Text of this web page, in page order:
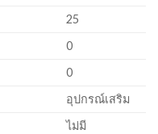
25
0
0
อุปกรณ์เสริม
ไม่มี